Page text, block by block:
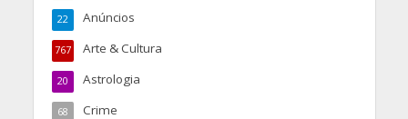
Anúncios
22
Arte & Cultura
767
Astrologia
20
Crime
68